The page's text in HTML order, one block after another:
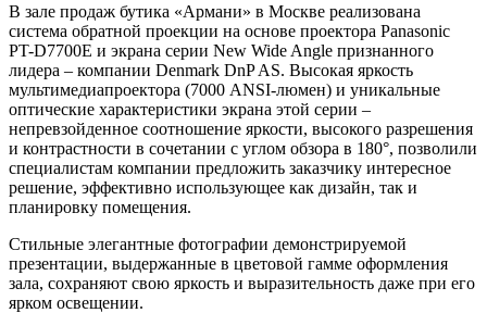
В зале продаж бутика «Армани» в Москве реализована
система обратной проекции на основе проектора Panasonic
PT-D7700E и экрана серии New Wide Angle признанного
лидера – компании Denmark DnP AS. Высокая яркость
мультимедиапроектора (7000 ANSI-люмен) и уникальные
оптические характеристики экрана этой серии –
непревзойденное соотношение яркости, высокого разрешения
и контрастности в сочетании с углом обзора в 180°, позволили
специалистам компании предложить заказчику интересное
решение, эффективно использующее как дизайн, так и
планировку помещения.
Стильные элегантные фотографии демонстрируемой
презентации, выдержанные в цветовой гамме оформления
зала, сохраняют свою яркость и выразительность даже при его
ярком освещении.